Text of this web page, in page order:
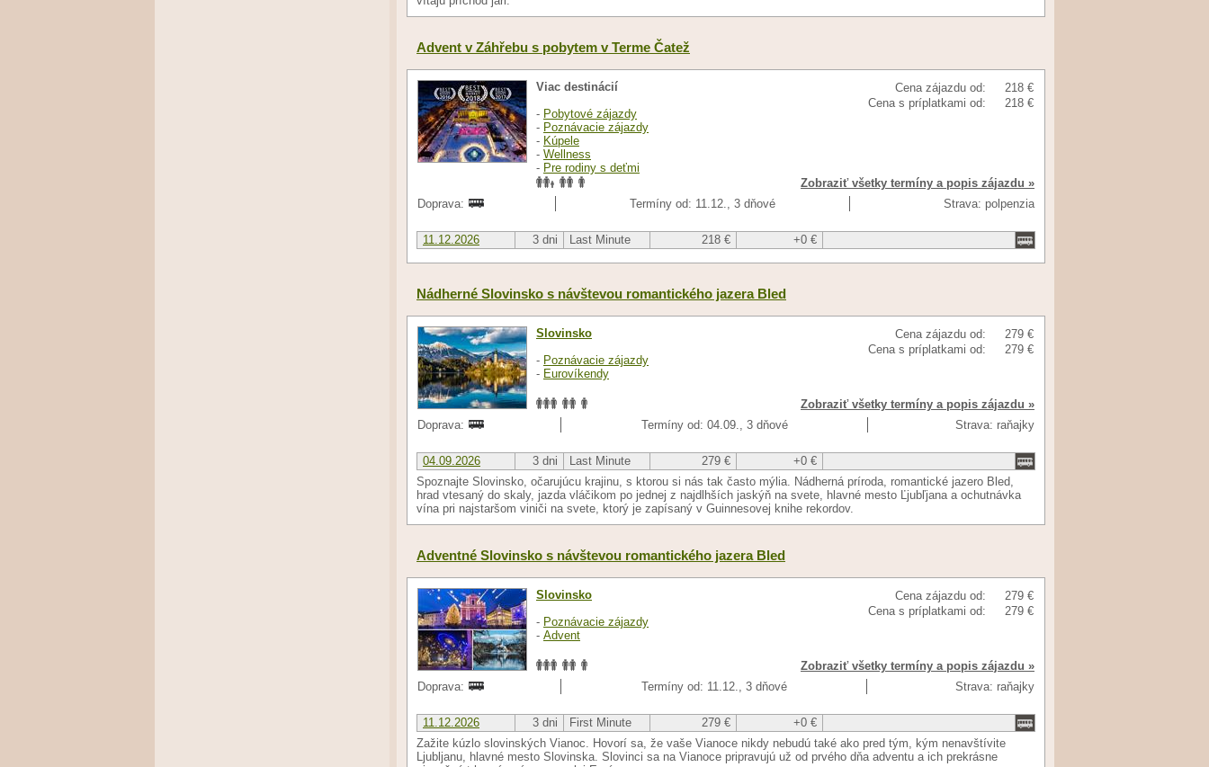
Advent v Záhřebu s pobytem v Terme Čatež
Cena zájazdu od:
218 €
Cena s príplatkami od:
218 €
Viac destinácií
- Pobytové zájazdy
- Poznávacie zájazdy
- Kúpele
- Wellness
- Pre rodiny s deťmi
Zobraziť všetky termíny a popis zájazdu »
Doprava:
Termíny od: 11.12., 3 dňové Strava: polpenzia
11.12.2026 3 dni Last Minute 218 € +0 €
Nádherné Slovinsko s návštevou romantického jazera Bled
Cena zájazdu od:
279 €
Cena s príplatkami od:
279 €
Slovinsko
- Poznávacie zájazdy
- Eurovíkendy
Zobraziť všetky termíny a popis zájazdu »
Doprava:
Termíny od: 04.09., 3 dňové Strava: raňajky
04.09.2026 3 dni Last Minute 279 €
+0 €
Spoznajte Slovinsko, očarujúcu krajinu, s ktorou si nás tak často mýlia. Nádherná príroda, romantické jazero Bled,
hrad vtesaný do skaly, jazda vláčikom po jednej z najdlhších jaskýň na svete, hlavné mesto Ľjubľjana a ochutnávka
vína pri najstaršom viniči na svete, ktorý je zapísaný v Guinnesovej knihe rekordov.
Adventné Slovinsko s návštevou romantického jazera Bled
Cena zájazdu od:
279 €
Cena s príplatkami od:
279 €
Slovinsko
- Poznávacie zájazdy
- Advent
Zobraziť všetky termíny a popis zájazdu »
Doprava:
Termíny od: 11.12., 3 dňové Strava: raňajky
11.12.2026 3 dni First Minute 279 €
+0 €
Zažite kúzlo slovinských Vianoc. Hovorí sa, že vaše Vianoce nikdy nebudú také ako pred tým, kým nenavštívite
Ljubljanu, hlavné mesto Slovinska. Slovinci sa na Vianoce pripravujú už od prvého dňa adventu a ich prekrásne